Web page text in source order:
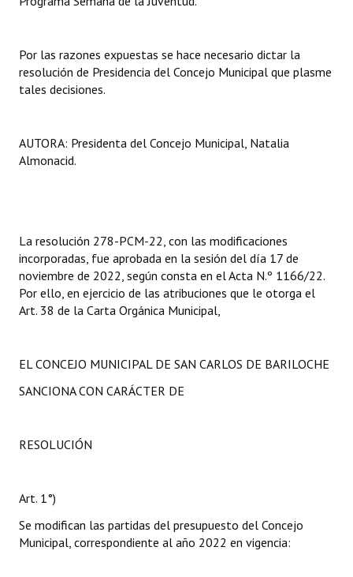
Antiguos Pobladores - Registro
Reconocimientos - Registro
Entrega de distinciones
Por las razones expuestas se hace necesario dictar la
resolución de Presidencia del Concejo Municipal que plasme
tales decisiones.
AUTORA: Presidenta del Concejo Municipal, Natalia
Almonacid.
La resolución 278-PCM-22, con las modificaciones
incorporadas, fue aprobada en la sesión del día 17 de
noviembre de 2022, según consta en el Acta N.º 1166/22.
Por ello, en ejercicio de las atribuciones que le otorga el
Art. 38 de la Carta Orgánica Municipal,
EL CONCEJO MUNICIPAL DE SAN CARLOS DE BARILOCHE
SANCIONA CON CARÁCTER DE
RESOLUCIÓN
Art. 1°)
Se modifican las partidas del presupuesto del Concejo
Municipal, correspondiente al año 2022 en vigencia: